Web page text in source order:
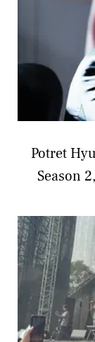
Potret
Season